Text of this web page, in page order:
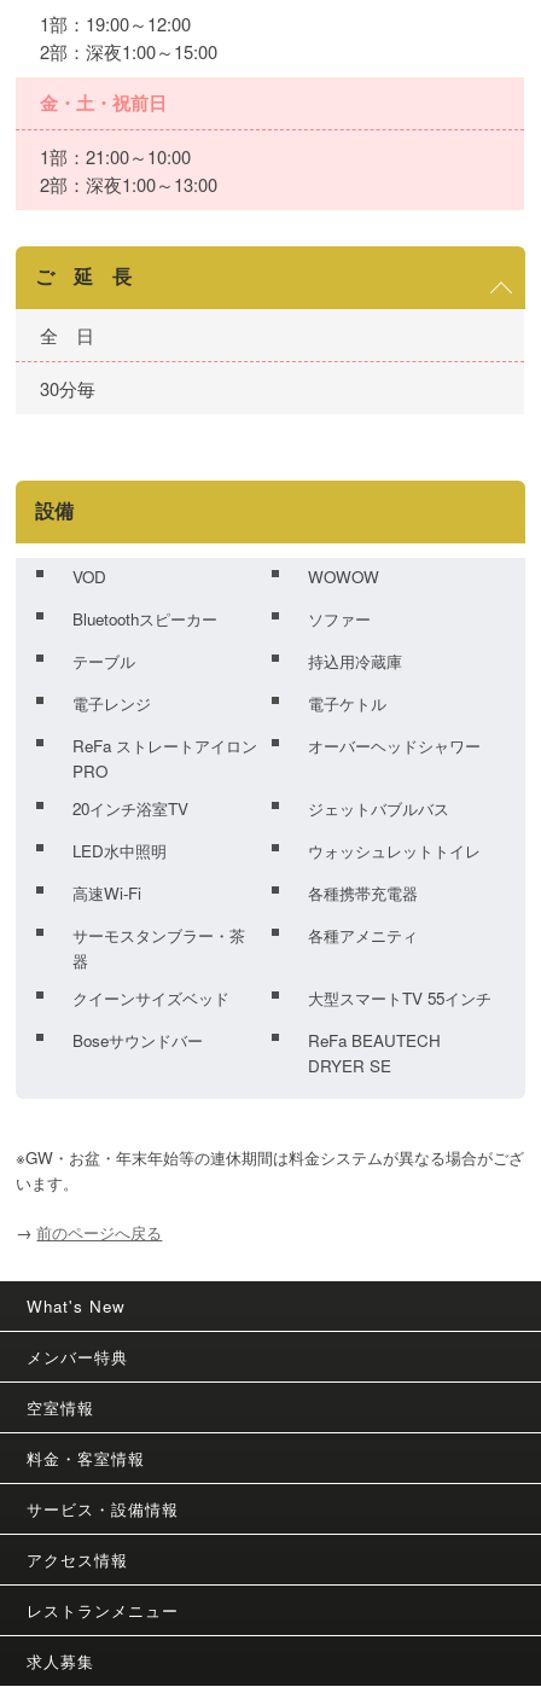
1部：19:00～12:00
2部：深夜1:00～15:00
金・土・祝前日
1部：21:00～10:00
2部：深夜1:00～13:00
ご 延 長
全 日
30分毎
設備
VOD
WOWOW
Bluetoothスピーカー
ソファー
テーブル
持込用冷蔵庫
電子レンジ
電子ケトル
ReFa ストレートアイロン
PRO
オーバーヘッドシャワー
20インチ浴室TV
ジェットバブルバス
LED水中照明
ウォッシュレットトイレ
高速Wi-Fi
各種携帯充電器
サーモスタンブラー・茶
器
各種アメニティ
クイーンサイズベッド
大型スマートTV 55インチ
Boseサウンドバー
ReFa BEAUTECH
DRYER SE
※GW・お盆・年末年始等の連休期間は料金システムが異なる場合がござ
います。
→ 前のページへ戻る
What's New
メンバー特典
空室情報
料金・客室情報
サービス・設備情報
アクセス情報
レストランメニュー
求人募集